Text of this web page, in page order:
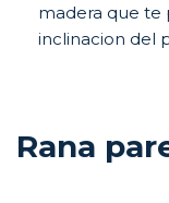
madera que te
inclinacion del
Rana